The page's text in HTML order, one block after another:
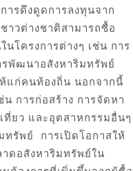
ารดึงดูดการลงทุนจาก
าวต่างชาติสามารถซื้อ
โครงการต่างๆ เช่น การ
รพัฒนาอสังหาริมทรัพย์
แก่คนท้องถิ่น นอกจากนี้
น การก่อสร้าง การจัดหา
ที่ยว และอุตสาหกรรมอื่นๆ
รัพย์ การเปิดโอกาสให้
ดอสังหาริมทรัพย์ใน